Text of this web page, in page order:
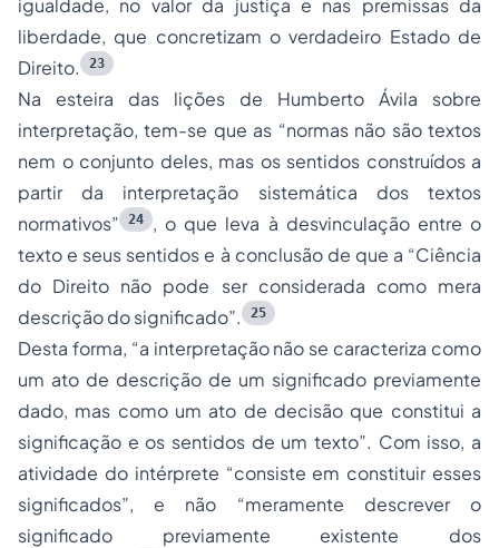
igualdade, no valor da justiça e nas premissas da
liberdade, que concretizam o verdadeiro Estado de
Direito.
23
Na esteira das lições de Humberto Ávila sobre
interpretação, tem-se que as “normas não são textos
nem o conjunto deles, mas os sentidos construídos a
partir da interpretação sistemática dos textos
normativos”
24
, o que leva à desvinculação entre o
texto e seus sentidos e à conclusão de que a “Ciência
do Direito não pode ser considerada como mera
descrição do significado”.
25
Desta forma, “a interpretação não se caracteriza como
um ato de descrição de um significado previamente
dado, mas como um ato de decisão que constitui a
significação e os sentidos de um texto”. Com isso, a
atividade do intérprete “consiste em constituir esses
significados”, e não “meramente descrever o
significado previamente existente dos